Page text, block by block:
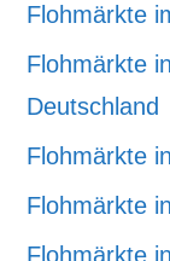
Flohmärkte
Flohmärkte
Deutschland
Flohmärkte
Flohmärkte
Flohmärkte